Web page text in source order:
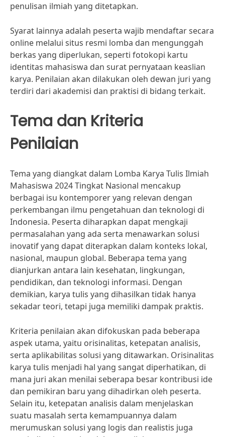
penulisan ilmiah yang ditetapkan.
Syarat lainnya adalah peserta wajib mendaftar secara
online melalui situs resmi lomba dan mengunggah
berkas yang diperlukan, seperti fotokopi kartu
identitas mahasiswa dan surat pernyataan keaslian
karya. Penilaian akan dilakukan oleh dewan juri yang
terdiri dari akademisi dan praktisi di bidang terkait.
Tema dan Kriteria
Penilaian
Tema yang diangkat dalam Lomba Karya Tulis Ilmiah
Mahasiswa 2024 Tingkat Nasional mencakup
berbagai isu kontemporer yang relevan dengan
perkembangan ilmu pengetahuan dan teknologi di
Indonesia. Peserta diharapkan dapat mengkaji
permasalahan yang ada serta menawarkan solusi
inovatif yang dapat diterapkan dalam konteks lokal,
nasional, maupun global. Beberapa tema yang
dianjurkan antara lain kesehatan, lingkungan,
pendidikan, dan teknologi informasi. Dengan
demikian, karya tulis yang dihasilkan tidak hanya
sekadar teori, tetapi juga memiliki dampak praktis.
Kriteria penilaian akan difokuskan pada beberapa
aspek utama, yaitu orisinalitas, ketepatan analisis,
serta aplikabilitas solusi yang ditawarkan. Orisinalitas
karya tulis menjadi hal yang sangat diperhatikan, di
mana juri akan menilai seberapa besar kontribusi ide
dan pemikiran baru yang dihadirkan oleh peserta.
Selain itu, ketepatan analisis dalam menjelaskan
suatu masalah serta kemampuannya dalam
merumuskan solusi yang logis dan realistis juga